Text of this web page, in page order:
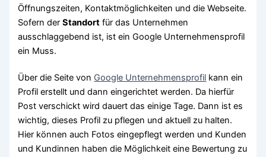
Öffnungszeiten, Kontaktmöglichkeiten und die Webseite.
Sofern derStandort für das Unternehmen
ausschlaggebend ist, ist ein Google Unternehmensprofil
ein Muss.
Über die Seite von Google Unternehmensprofil kann ein
Profil erstellt und dann eingerichtet werden. Da hierfür
Post verschickt wird dauert das einige Tage. Dann ist es
wichtig, dieses Profil zu pflegen und aktuell zu halten.
Hier können auch Fotos eingepflegt werden und Kunden
und Kundinnen haben die Möglichkeit eine Bewertung zu